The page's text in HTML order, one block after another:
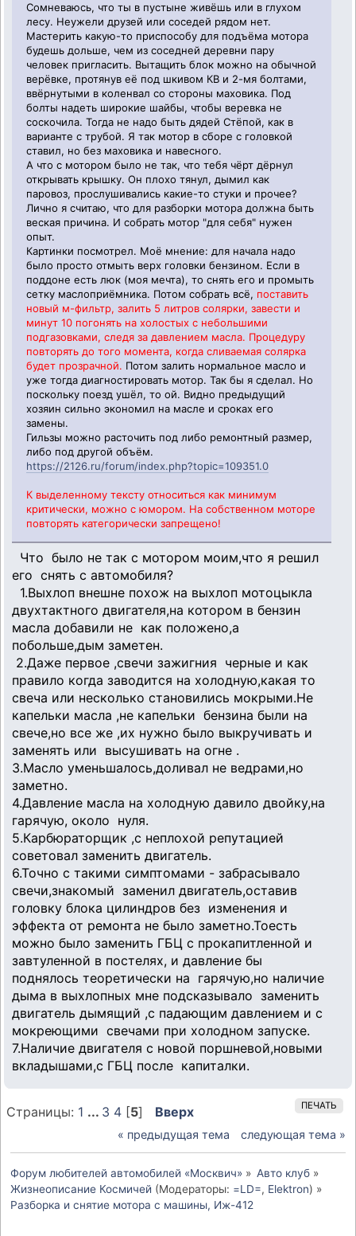
Сомневаюсь, что ты в пустыне живёшь или в глухом
лесу. Неужели друзей или соседей рядом нет.
Мастерить какую-то приспособу для подъёма мотора
будешь дольше, чем из соседней деревни пару
человек пригласить. Вытащить блок можно на обычной
верёвке, протянув её под шкивом КВ и 2-мя болтами,
ввёрнутыми в коленвал со стороны маховика. Под
болты надеть широкие шайбы, чтобы веревка не
соскочила. Тогда не надо быть дядей Стёпой, как в
варианте с трубой. Я так мотор в сборе с головкой
ставил, но без маховика и навесного.
А что с мотором было не так, что тебя чёрт дёрнул
открывать крышку. Он плохо тянул, дымил как
паровоз, прослушивались какие-то стуки и прочее?
Лично я считаю, что для разборки мотора должна быть
веская причина. И собрать мотор "для себя" нужен
опыт.
Картинки посмотрел. Моё мнение: для начала надо
было просто отмыть верх головки бензином. Если в
поддоне есть люк (моя мечта), то снять его и промыть
сетку маслоприёмника. Потом собрать всё, поставить
новый м-фильтр, залить 5 литров солярки, завести и
минут 10 погонять на холостых с небольшими
подгазовками, следя за давлением масла. Процедуру
повторять до того момента, когда сливаемая солярка
будет прозрачной. Потом залить нормальное масло и
уже тогда диагностировать мотор. Так бы я сделал. Но
поскольку поезд ушёл, то ой. Видно предыдущий
хозяин сильно экономил на масле и сроках его
замены.
Гильзы можно расточить под либо ремонтный размер,
либо под другой объём.
https://2126.ru/forum/index.php?topic=109351.0
К выделенному тексту относиться как минимум
критически, можно с юмором. На собственном моторе
повторять категорически запрещено!
Что было не так с мотором моим,что я решил
его снять с автомобиля?
1.Выхлоп внешне похож на выхлоп мотоцыкла
двухтактного двигателя,на котором в бензин
масла добавили не как положено,а
побольше,дым заметен.
2.Даже первое ,свечи зажигния черные и как
правило когда заводится на холодную,какая то
свеча или несколько становились мокрыми.Не
капельки масла ,не капельки бензина были на
свече,но все же ,их нужно было выкручивать и
заменять или высушивать на огне .
3.Масло уменьшалось,доливал не ведрами,но
заметно.
4.Давление масла на холодную давило двойку,на
гарячую, около нуля.
5.Карбюраторщик ,с неплохой репутацией
советовал заменить двигатель.
6.Точно с такими симптомами - забрасывало
свечи,знакомый заменил двигатель,оставив
головку блока цилиндров без изменения и
эффекта от ремонта не было заметно.Тоесть
можно было заменить ГБЦ с прокапитленной и
завтуленной в постелях, и давление бы
поднялось теоретически на гарячую,но наличие
дыма в выхлопных мне подсказывало заменить
двигатель дымящий ,с падающим давлением и с
мокреющими свечами при холодном запуске.
7.Наличие двигателя с новой поршневой,новыми
вкладышами,с ГБЦ после капиталки.
ПЕЧАТЬ
Страницы: 1 ... 3 4[5] Вверх
« предыдущая тема следующая тема »
Форум любителей автомобилей «Москвич» » Авто клуб»
Жизнеописание Космичей (Модераторы: =LD=, Elektron) »
Разборка и снятие мотора с машины, Иж-412